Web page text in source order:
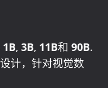
1B, 3B, 11B和 90B.
计，针对视觉数